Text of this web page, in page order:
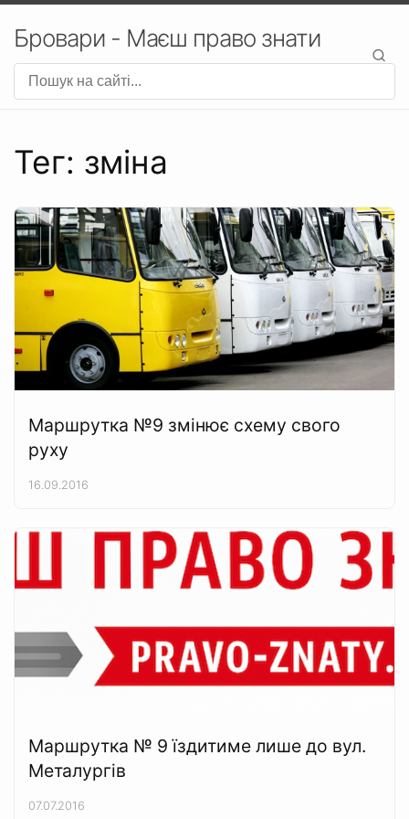
Бровари - Маєш право знати
Тег: зміна
Маршрутка №9 змінює схему свого
руху
16.09.2016
Маршрутка № 9 їздитиме лише до вул.
Металургів
07.07.2016